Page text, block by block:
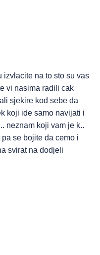
na to sto su vas
vi nasima radili cak
sjekire kod sebe da
koji ide samo navijati i
neznam koji vam je k..
se bojite da cemo i
svirat na dodjeli